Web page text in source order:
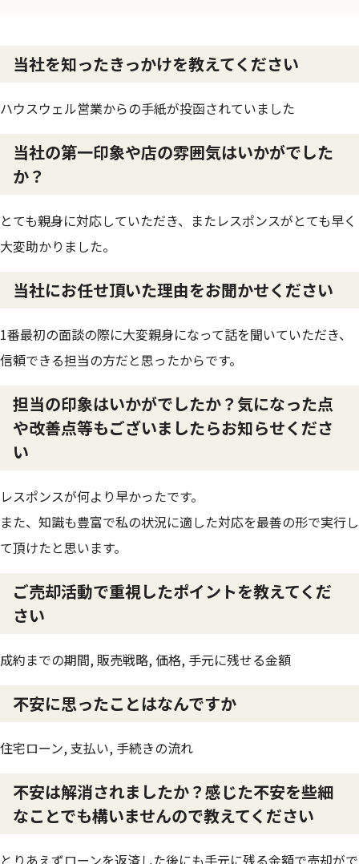
当社を知ったきっかけを教えてください
ハウスウェル営業からの手紙が投函されていました
当社の第一印象や店の雰囲気はいかがでした
か？
とても親身に対応していただき、またレスポンスがとても早く
大変助かりました。
当社にお任せ頂いた理由をお聞かせください
1番最初の面談の際に大変親身になって話を聞いていただき、
信頼できる担当の方だと思ったからです。
担当の印象はいかがでしたか？気になった点
や改善点等もございましたらお知らせくださ
い
レスポンスが何より早かったです。
また、知識も豊富で私の状況に適した対応を最善の形で実行し
て頂けたと思います。
ご売却活動で重視したポイントを教えてくだ
さい
成約までの期間, 販売戦略, 価格, 手元に残せる金額
不安に思ったことはなんですか
住宅ローン, 支払い, 手続きの流れ
不安は解消されましたか？感じた不安を些細
なことでも構いませんので教えてください
とりあえずローンを返済した後にも手元に残る金額で売却がで